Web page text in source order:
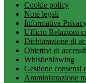
Cookie policy
Note legali
Informativa
Ufficio Relazioni
Dichiarazione di
Obiettivi di
Whistleblowing
Gestione consensi
Amministrazione